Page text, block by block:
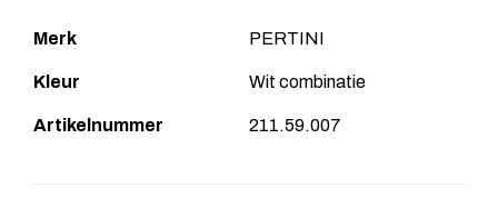
Merk PERTINI
Kleur Wit combinatie
Artikelnummer 211.59.007